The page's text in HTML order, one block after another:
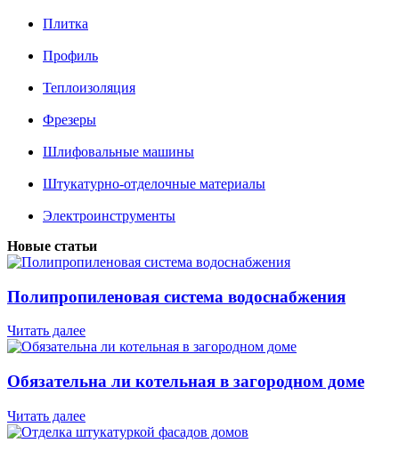
Плитка
Профиль
Теплоизоляция
Фрезеры
Шлифовальные машины
Штукатурно-отделочные материалы
Электроинструменты
Новые статьи
Полипропиленовая система водоснабжения
Читать далее
Обязательна ли котельная в загородном доме
Читать далее